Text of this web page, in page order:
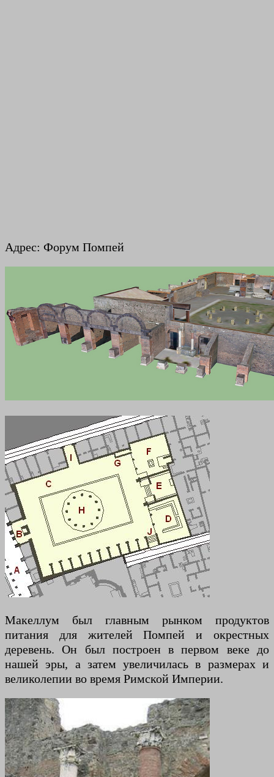
Адрес: Форум Помпей
Макеллум был главным рынком продуктов
питания для жителей Помпей и окрестных
деревень. Он был построен в первом веке до
нашей эры, а затем увеличилась в размерах и
великолепии во время Римской Империи.